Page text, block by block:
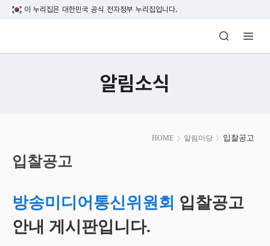
본문 바로가기
이 누리집은 대한민국 공식 전자정부 누리집입니다.
방송미디어통신위원회 Korea Media
알림소식
HOME 알림마당 입찰공고
시
작
입찰공고
방송미디어통신위원회 입찰공고
안내 게시판입니다.